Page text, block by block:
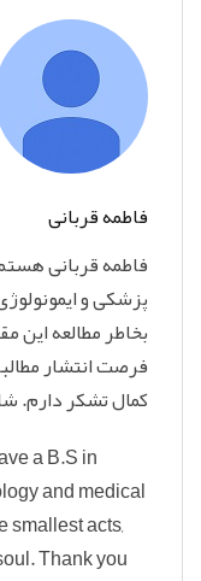
فاطمه قربانی
فاطمه قربانی
پزشکی و
بخاطر مطالعه این
فرصت انتشار
کمال تشکر دارم.
a B.S in
and medical
smallest acts,
Thank you